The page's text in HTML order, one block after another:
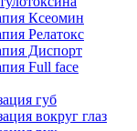
Ксеомин
Релатокс
Диспорт
Full face
губ
вокруг глаз